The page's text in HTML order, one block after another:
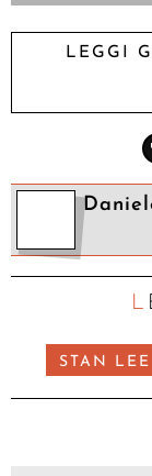
LEGGI
STAN LEE